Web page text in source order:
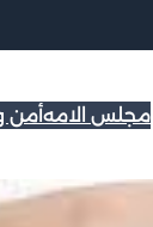
مجلس الامهأمن